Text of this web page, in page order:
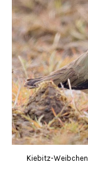
Kiebitz-